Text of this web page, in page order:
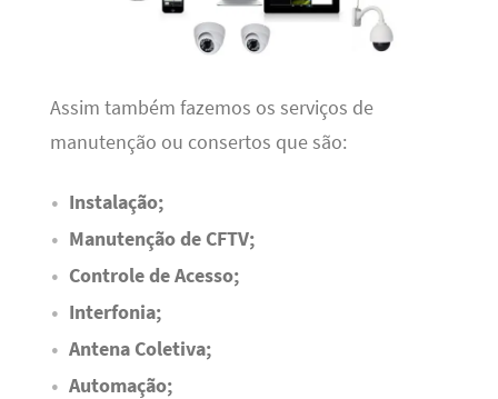
Assim também fazemos os serviços de
manutenção ou consertos que são:
Instalação;
Manutenção de CFTV;
Controle de Acesso;
Interfonia;
Antena Coletiva;
Automação;